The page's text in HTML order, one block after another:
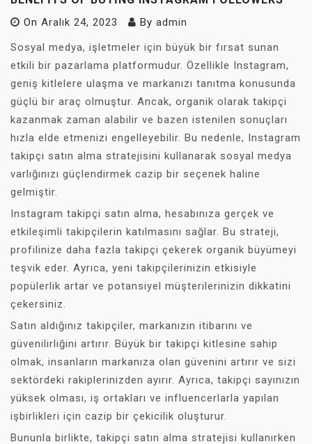
On Aralık 24, 2023 By admin
Sosyal medya, işletmeler için büyük bir fırsat sunan
etkili bir pazarlama platformudur. Özellikle Instagram,
geniş kitlelere ulaşma ve markanızı tanıtma konusunda
güçlü bir araç olmuştur. Ancak, organik olarak takipçi
kazanmak zaman alabilir ve bazen istenilen sonuçları
hızla elde etmenizi engelleyebilir. Bu nedenle, Instagram
takipçi satın alma stratejisini kullanarak sosyal medya
varlığınızı güçlendirmek cazip bir seçenek haline
gelmiştir.
Instagram takipçi satın alma, hesabınıza gerçek ve
etkileşimli takipçilerin katılmasını sağlar. Bu strateji,
profilinize daha fazla takipçi çekerek organik büyümeyi
teşvik eder. Ayrıca, yeni takipçilerinizin etkisiyle
popülerlik artar ve potansiyel müşterilerinizin dikkatini
çekersiniz.
Satın aldığınız takipçiler, markanızın itibarını ve
güvenilirliğini artırır. Büyük bir takipçi kitlesine sahip
olmak, insanların markanıza olan güvenini artırır ve sizi
sektördeki rakiplerinizden ayırır. Ayrıca, takipçi sayınızın
yüksek olması, iş ortakları ve influencerlarla yapılan
işbirlikleri için cazip bir çekicilik oluşturur.
Bununla birlikte, takipçi satın alma stratejisi kullanırken